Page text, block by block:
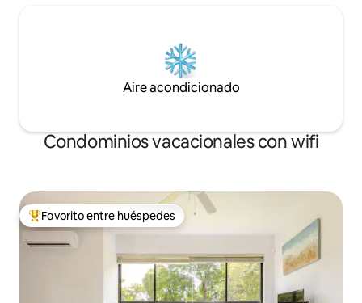
Aire acondicionado
Condominios vacacionales con wifi
Favorito entre huéspedes preferido
Favorito entre huéspedes